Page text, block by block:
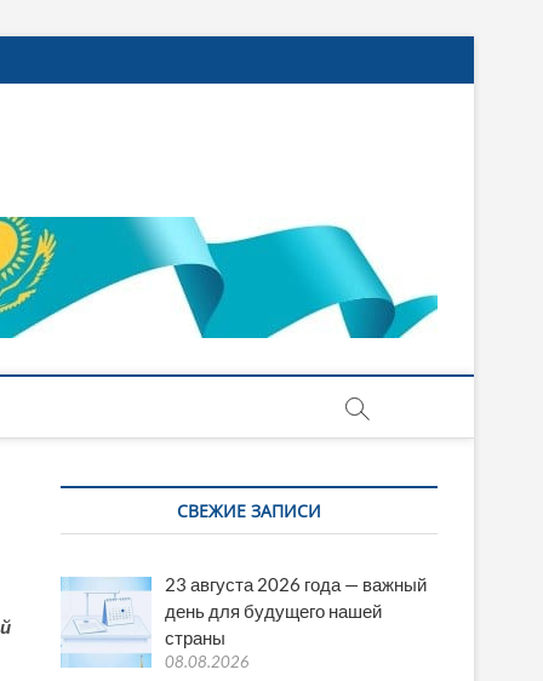
СВЕЖИЕ ЗАПИСИ
23 августа 2026 года — важный
день для будущего нашей
страны
08.08.2026